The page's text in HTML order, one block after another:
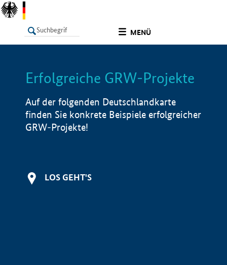
MENÜ
LISTE Info
Erfolgreiche GRW-Projekte
Auf der folgenden Deutschlandkarte
finden Sie konkrete Beispiele erfolgreicher
GRW-Projekte!
LOS GEHT'S